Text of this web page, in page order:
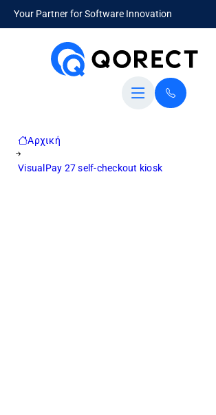
Your Partner for Software Innovation
Αρχική
VisualPay 27 self-checkout kiosk